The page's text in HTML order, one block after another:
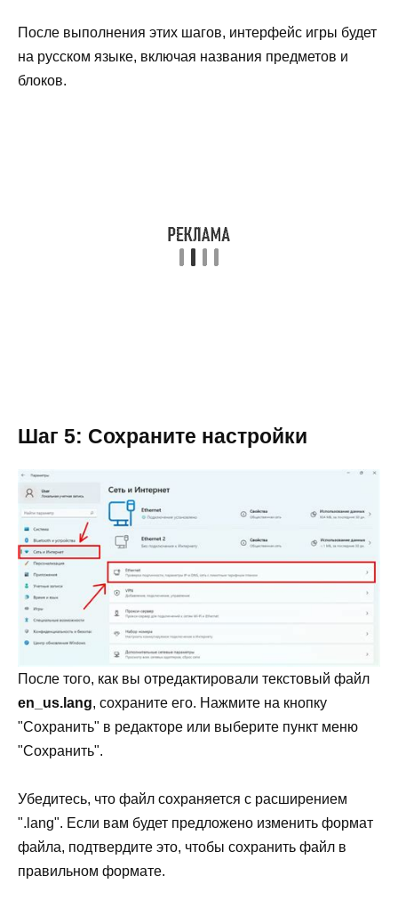
После выполнения этих шагов, интерфейс игры будет
на русском языке, включая названия предметов и
блоков.
Шаг 5: Сохраните настройки
После того, как вы отредактировали текстовый файл
en_us.lang, сохраните его. Нажмите на кнопку
"Сохранить" в редакторе или выберите пункт меню
"Сохранить".
Убедитесь, что файл сохраняется с расширением
".lang". Если вам будет предложено изменить формат
файла, подтвердите это, чтобы сохранить файл в
правильном формате.